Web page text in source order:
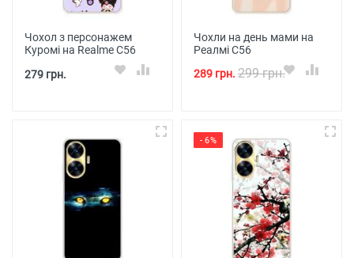
Чохол з персонажем
Куромі на Realme C56
279 грн.
Чохли на день мами на
Реалмі С56
289 грн. 299 грн.
- 6%